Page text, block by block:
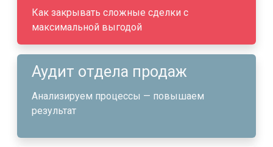
Как закрывать сложные сделки с
максимальной выгодой
Аудит отдела продаж
Анализируем процессы — повышаем
результат